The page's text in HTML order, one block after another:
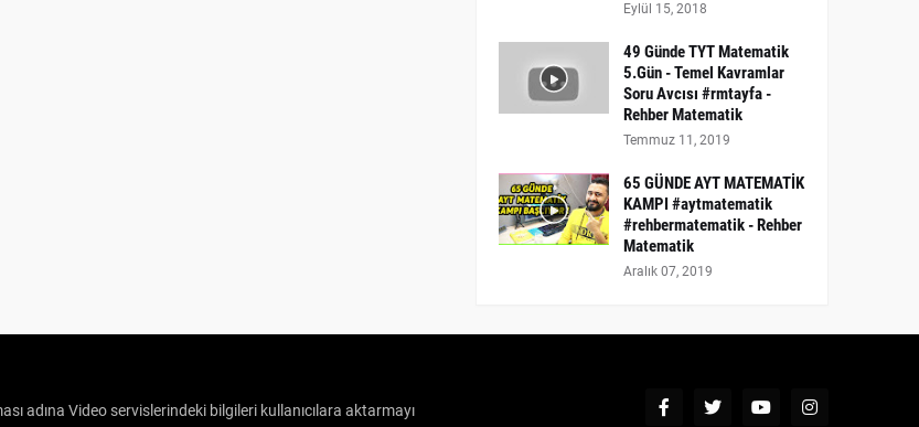
Eylül 15, 2018
49 Günde TYT Matematik
5.Gün - Temel Kavramlar
Soru Avcısı #rmtayfa -
Rehber Matematik
Temmuz 11, 2019
65 GÜNDE AYT MATEMATİK
KAMPI #aytmatematik
#rehbermatematik - Rehber
Matematik
Aralık 07, 2019
adına Video servislerindeki bilgileri kullanıcılara aktarmayı